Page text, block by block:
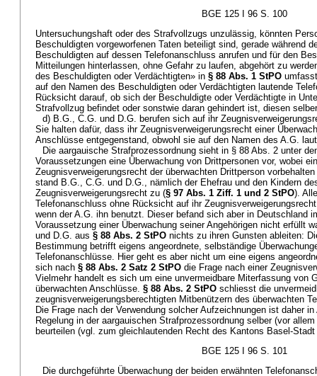
BGE 125 I 96 S. 100
Untersuchungshaft oder des Strafvollzugs unzulässig, könnten
Beschuldigten vorgeworfenen Taten beteiligt sind, gerade während
Beschuldigten auf dessen Telefonanschluss anrufen und für den
Mitteilungen hinterlassen, ohne Gefahr zu laufen, abgehört zu
des Beschuldigten oder Verdächtigten» in § 88 Abs. 1 StPO
auf den Namen des Beschuldigten oder Verdächtigten lautende
Rücksicht darauf, ob sich der Beschuldigte oder Verdächtigte in
Strafvollzug befindet oder sonstwie daran gehindert ist, diesen
d) B.G., C.G. und D.G. berufen sich auf ihr
Sie halten dafür, dass ihr Zeugnisverweigerungsrecht einer
Anschlüsse entgegenstand, obwohl sie auf den Namen des A.G.
Die aargauische Strafprozessordnung sieht in § 88 Abs. 2 unter
Voraussetzungen eine Überwachung von Drittpersonen vor, wobei
Zeugnisverweigerungsrecht der überwachten Drittperson
stand B.G., C.G. und D.G., nämlich der Ehefrau und den Kindern
Zeugnisverweigerungsrecht zu (§ 97 Abs. 1 Ziff. 1 und 2 StPO).
Telefonanschluss ohne Rücksicht auf ihr
wenn der A.G. ihn benutzt. Dieser befand sich aber in Deutschland
Voraussetzung einer Überwachung seiner Angehörigen nicht erfüllt
und D.G. aus § 88 Abs. 2 StPO nichts zu ihren Gunsten ableiten:
Bestimmung betrifft eigens angeordnete, selbständige
Telefonanschlüsse. Hier geht es aber nicht um eine eigens
sich nach § 88 Abs. 2 Satz 2 StPO die Frage nach einer
Vielmehr handelt es sich um eine unvermeidbare Miterfassung von
überwachten Anschlüsse. § 88 Abs. 2 StPO schliesst die
zeugnisverweigerungsberechtigten Mitbenützern des überwachten
Die Frage nach der Verwendung solcher Aufzeichnungen ist daher
Regelung in der aargauischen Strafprozessordnung selber (vor
beurteilen (vgl. zum gleichlautenden Recht des Kantons Basel-Stadt
BGE 125 I 96 S. 101
Die durchgeführte Überwachung der beiden erwähnten